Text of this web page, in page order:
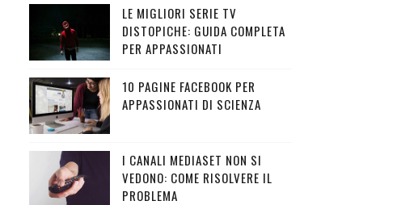
LE MIGLIORI SERIE TV
DISTOPICHE: GUIDA COMPLETA
PER APPASSIONATI
10 PAGINE FACEBOOK PER
APPASSIONATI DI SCIENZA
I CANALI MEDIASET NON SI
VEDONO: COME RISOLVERE IL
PROBLEMA